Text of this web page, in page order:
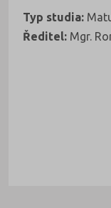
Typ studia:
Ředitel: Mgr.